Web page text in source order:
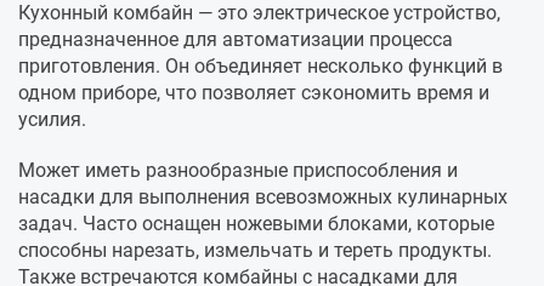
Кухонный комбайн — это электрическое устройство,
предназначенное для автоматизации процесса
приготовления. Он объединяет несколько функций в
одном приборе, что позволяет сэкономить время и
усилия.
Может иметь разнообразные приспособления и
насадки для выполнения всевозможных кулинарных
задач. Часто оснащен ножевыми блоками, которые
способны нарезать, измельчать и тереть продукты.
Также встречаются комбайны с насадками для